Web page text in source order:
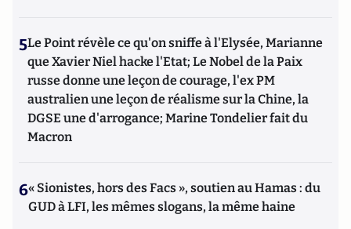
5Le Point révèle ce qu'on sniffe à l'Elysée, Marianne
que Xavier Niel hacke l'Etat; Le Nobel de la Paix
russe donne une leçon de courage, l'ex PM
australien une leçon de réalisme sur la Chine, la
DGSE une d'arrogance; Marine Tondelier fait du
Macron
6« Sionistes, hors des Facs », soutien au Hamas : du
GUD à LFI, les mêmes slogans, la même haine